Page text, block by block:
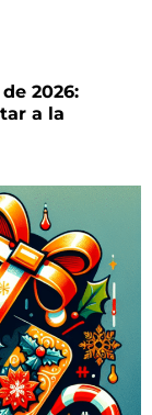
2026:
a la